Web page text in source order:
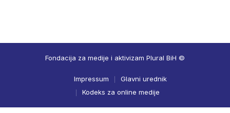
Fondacija za medije i aktivizam Plural BiH ©
Impressum
Glavni urednik
Kodeks za online medije